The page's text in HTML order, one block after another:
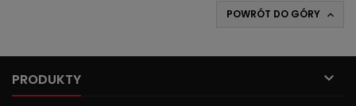
POWRÓT DO GÓRY 
PRODUKTY 